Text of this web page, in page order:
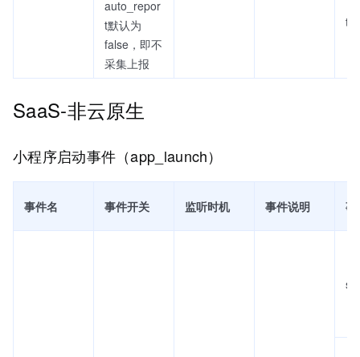
auto_repor
t默认为
false，即不
采集上报
SaaS-非云原生
小程序启动事件（app_launch）
事件名 事件开关 监听时机 事件说明 事